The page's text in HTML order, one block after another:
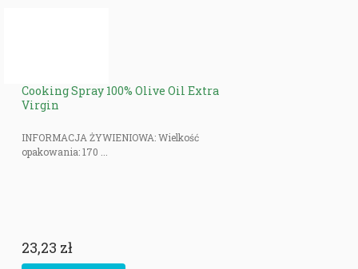
Cooking Spray 100% Olive Oil Extra
Virgin
INFORMACJA ŻYWIENIOWA: Wielkość
opakowania: 170 ...
23,23 zł